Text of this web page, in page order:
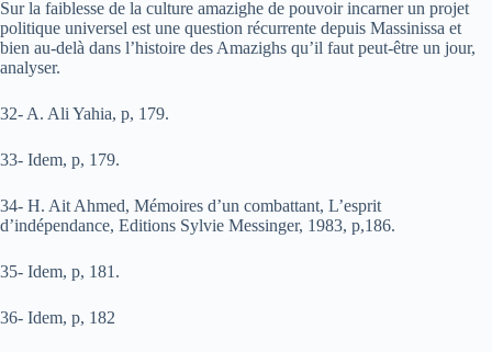
Sur la faiblesse de la culture amazighe de pouvoir incarner un projet
politique universel est une question récurrente depuis Massinissa et
bien au-delà dans l’histoire des Amazighs qu’il faut peut-être un jour,
analyser.
32- A. Ali Yahia, p, 179.
33- Idem, p, 179.
34- H. Ait Ahmed, Mémoires d’un combattant, L’esprit
d’indépendance, Editions Sylvie Messinger, 1983, p,186.
35- Idem, p, 181.
36- Idem, p, 182